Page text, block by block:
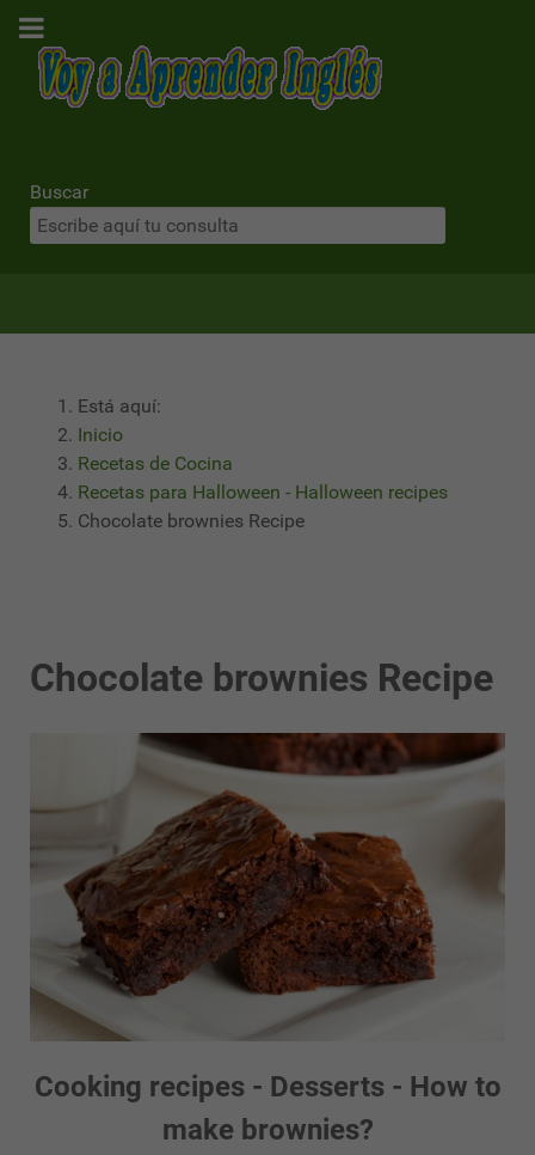
Buscar
Está aquí:
Inicio
Recetas de Cocina
Recetas para Halloween - Halloween recipes
Chocolate brownies Recipe
Chocolate brownies Recipe
Cooking recipes - Desserts - How to
make brownies?